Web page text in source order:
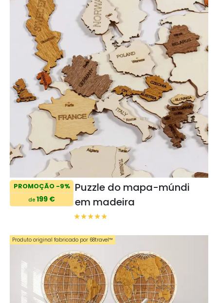
PROMOÇÃO -9%
de 199 €
Puzzle do mapa-múndi
em madeira
Produto original fabricado por 68travel™️